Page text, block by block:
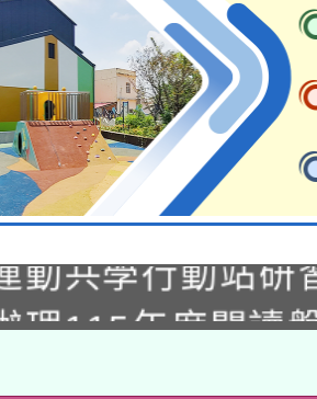
學年度第2次
結果公告(無人
動共學行動站研
理115年度閱讀